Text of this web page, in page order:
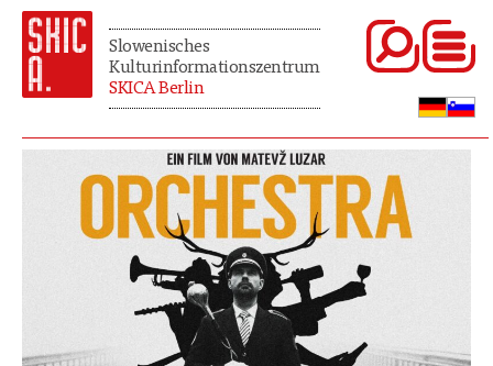
Slowenisches
Kulturinformationszentrum
SKICA Berlin